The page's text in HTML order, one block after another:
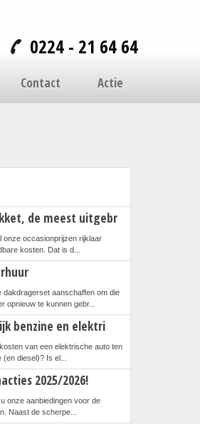
0224 - 21 64 64
Contact Actie
de meest uitgebr
onze occasionprijzen rijklaar
kosten. Dat is d...
dakdragerset aanschaffen om die
opnieuw te kunnen gebr...
benzine en elektri
van een elektrische auto ten
diesel)? Is el...
2025/2026!
onze aanbiedingen voor de
Naast de scherpe...